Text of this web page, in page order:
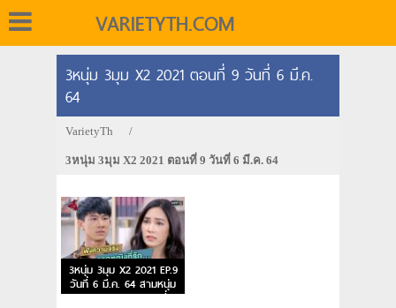
VARIETYTH.COM
3หนุ่ม 3มุม X2 2021 ตอนที่ 9 วันที่ 6 มี.ค.
64
VarietyTh /
3หนุ่ม 3มุม X2 2021 ตอนที่ 9 วันที่ 6 มี.ค. 64
3หนุ่ม 3มุม X2 2021 EP.9
วันที่ 6 มี.ค. 64 สามหนุ่ม
สามมุม คูณสอง ตอนที่ 9